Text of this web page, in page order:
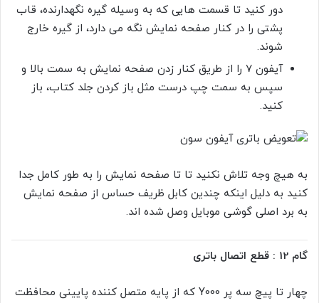
دور کنید تا قسمت هایی که به وسیله گیره نگهدارنده، قاب
پشتی را در کنار صفحه نمایش نگه می دارد، از گیره خارج
شوند.
آیفون 7 را از طریق کنار زدن صفحه نمایش به سمت بالا و
سپس به سمت چپ درست مثل باز کردن جلد کتاب، باز
کنید.
به هیچ وجه تلاش نکنید تا تا صفحه نمایش را به طور کامل جدا
کنید به دلیل اینکه چندین کابل ظریف حساس از صفحه نمایش
به برد اصلی گوشی موبایل وصل شده اند.
گام 12 : قطع اتصال باتری
چهار تا پیچ سه پر
Y000 که از پایه متصل کننده پایینی محافظت